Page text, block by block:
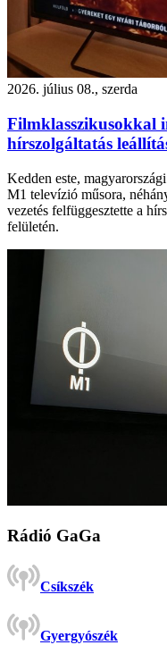
2026. július 08., szerda
Filmklasszikusokkal
hírszolgáltatás
Kedden este,
M1 televízió műsora,
vezetés felfüggesztette a
felületén.
Rádió GaGa
Csíkszék
Gyergyószék